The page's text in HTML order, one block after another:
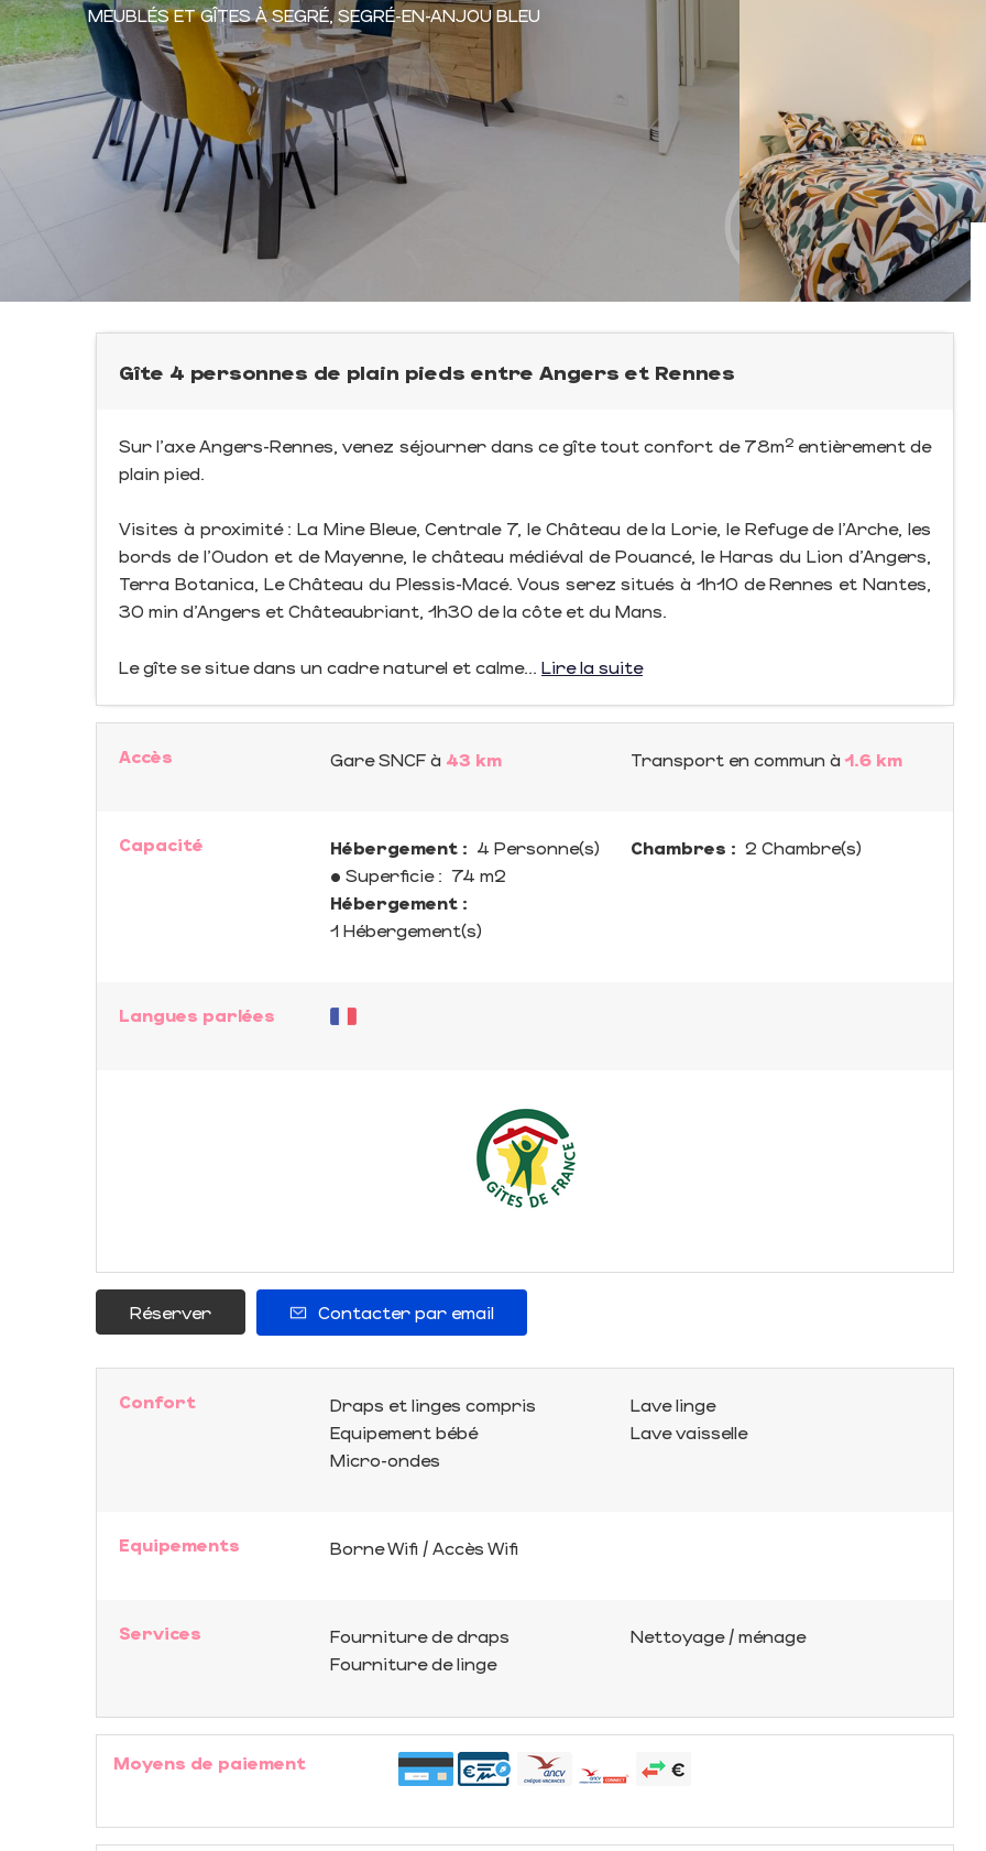
MEUBLÉS ET GÎTES À SEGRÉ, SEGRÉ-EN-ANJOU BLEU
Gîte 4 personnes de plain pieds entre Angers et Rennes
Sur l'axe Angers-Rennes, venez séjourner dans ce gîte tout confort de 78m² entièrement de
plain pied.
Visites à proximité : La Mine Bleue, Centrale 7, le Château de la Lorie, le Refuge de l'Arche, les
bords de l'Oudon et de Mayenne, le château médiéval de Pouancé, le Haras du Lion d'Angers,
Terra Botanica, Le Château du Plessis-Macé. Vous serez situés à 1h10 de Rennes et Nantes,
30 min d'Angers et Châteaubriant, 1h30 de la côte et du Mans.
Le gîte se situe dans un cadre naturel et calme... Lire la suite
Accès Gare SNCF à 43 km Transport en commun à 1.6 km
Capacité Hébergement : 4 Personne(s)
• Superficie : 74 m2
Chambres : 2 Chambre(s)
Hébergement :
1 Hébergement(s)
Langues parlées
Réserver Contacter par email
Confort
Draps et linges compris
Equipement bébé
Micro-ondes
Lave linge
Lave vaisselle
Equipements Borne Wifi / Accès Wifi
Services
Fourniture de draps
Fourniture de linge
Nettoyage / ménage
Moyens de paiement